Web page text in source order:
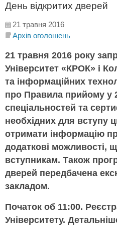
День відкритих дверей
21 травня 2016
Архів оголошень
21 травня 2016 року
Університет «КРОК» і
та інформаційних
про Правила прийому у
спеціальностей та
необхідних для вступу
отримати інформацію
додаткові можливості,
вступникам. Також
дверей передбачена
закладом.
Початок об 11:00.
Університету.